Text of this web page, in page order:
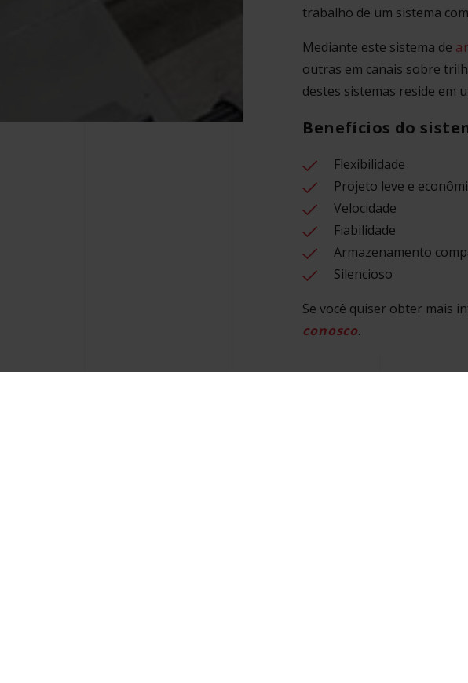
trabalho de um sistema
Mediante este sistema de
outras em canais sobre
destes sistemas reside em
Benefícios do
Flexibilidade
Projeto leve e
Velocidade
Fiabilidade
Armazenamento
Silencioso
Se você quiser obter mais
conosco.